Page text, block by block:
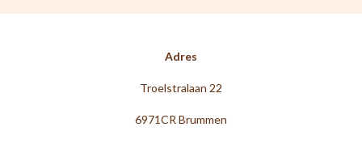
Adres
Troelstralaan 22
6971CR Brummen